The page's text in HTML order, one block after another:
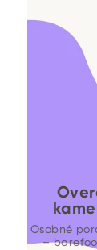
Osobné
–